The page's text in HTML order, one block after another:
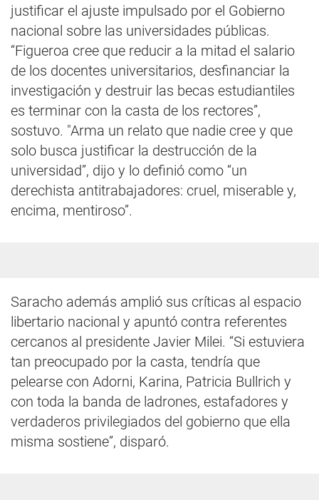
justificar el ajuste impulsado por el Gobierno
nacional sobre las universidades públicas.
“Figueroa cree que reducir a la mitad el salario
de los docentes universitarios, desfinanciar la
investigación y destruir las becas estudiantiles
es terminar con la casta de los rectores”,
sostuvo. "Arma un relato que nadie cree y que
solo busca justificar la destrucción de la
universidad”, dijo y lo definió como “un
derechista antitrabajadores: cruel, miserable y,
encima, mentiroso”.
Saracho además amplió sus críticas al espacio
libertario nacional y apuntó contra referentes
cercanos al presidente Javier Milei. “Si estuviera
tan preocupado por la casta, tendría que
pelearse con Adorni, Karina, Patricia Bullrich y
con toda la banda de ladrones, estafadores y
verdaderos privilegiados del gobierno que ella
misma sostiene”, disparó.